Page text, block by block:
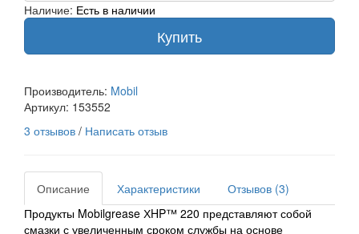
Наличие: Есть в наличии
Купить
Производитель: Mobil
Артикул: 153552
3 отзывов / Написать отзыв
Описание Характеристики
Отзывов (3)
Продукты Mobilgrease ХHP™ 220 представляют собой
смазки с увеличенным сроком службы на основе